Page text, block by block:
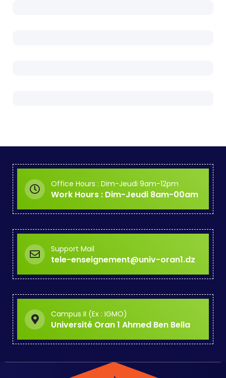
Office Hours : Dim-Jeudi 9am-12pm
Work Hours : Dim-Jeudi 8am-00am
Support Mail
tele-enseignement@univ-oran1.dz
Campus II (Ex : IGMO)
Université Oran 1 Ahmed Ben Bella